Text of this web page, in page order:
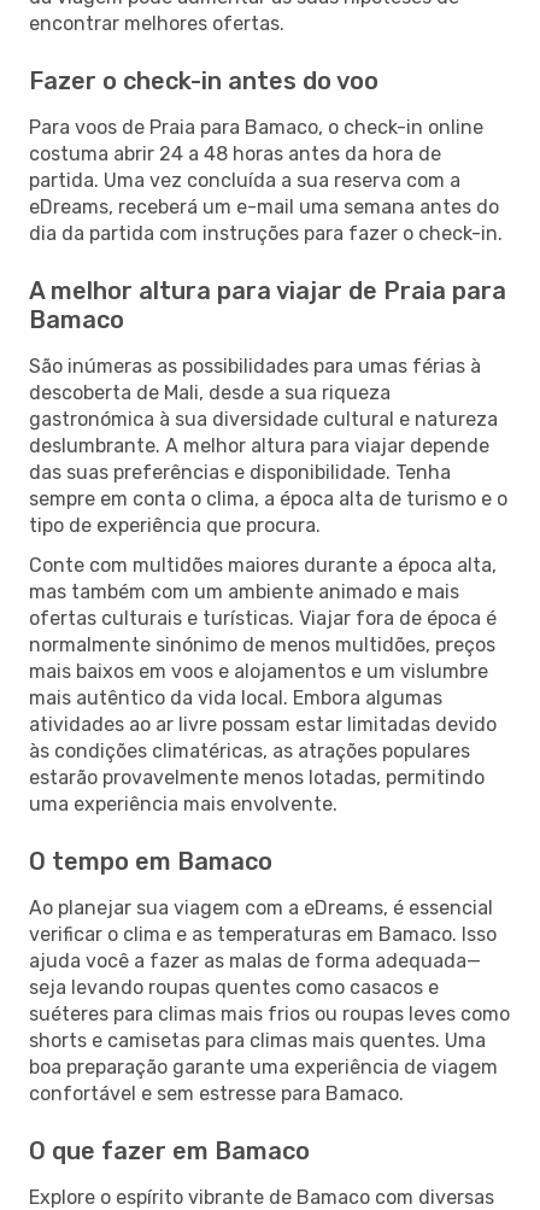
encontrar melhores ofertas.
Fazer o check-in antes do voo
Para voos de Praia para Bamaco, o check-in online
costuma abrir 24 a 48 horas antes da hora de
partida. Uma vez concluída a sua reserva com a
eDreams, receberá um e-mail uma semana antes do
dia da partida com instruções para fazer o check-in.
A melhor altura para viajar de Praia para
Bamaco
São inúmeras as possibilidades para umas férias à
descoberta de Mali, desde a sua riqueza
gastronómica à sua diversidade cultural e natureza
deslumbrante. A melhor altura para viajar depende
das suas preferências e disponibilidade. Tenha
sempre em conta o clima, a época alta de turismo e o
tipo de experiência que procura.
Conte com multidões maiores durante a época alta,
mas também com um ambiente animado e mais
ofertas culturais e turísticas. Viajar fora de época é
normalmente sinónimo de menos multidões, preços
mais baixos em voos e alojamentos e um vislumbre
mais autêntico da vida local. Embora algumas
atividades ao ar livre possam estar limitadas devido
às condições climatéricas, as atrações populares
estarão provavelmente menos lotadas, permitindo
uma experiência mais envolvente.
O tempo em Bamaco
Ao planejar sua viagem com a eDreams, é essencial
verificar o clima e as temperaturas em Bamaco. Isso
ajuda você a fazer as malas de forma adequada—
seja levando roupas quentes como casacos e
suéteres para climas mais frios ou roupas leves como
shorts e camisetas para climas mais quentes. Uma
boa preparação garante uma experiência de viagem
confortável e sem estresse para Bamaco.
O que fazer em Bamaco
Explore o espírito vibrante de Bamaco com diversas